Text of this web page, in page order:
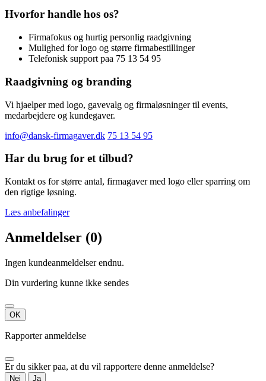
Hvorfor handle hos os?
Firmafokus og hurtig personlig raadgivning
Mulighed for logo og større firmabestillinger
Telefonisk support paa 75 13 54 95
Raadgivning og branding
Vi hjaelper med logo, gavevalg og firmaløsninger til events,
medarbejdere og kundegaver.
info@dansk-firmagaver.dk 75 13 54 95
Har du brug for et tilbud?
Kontakt os for større antal, firmagaver med logo eller sparring om
den rigtige løsning.
Læs anbefalinger
Anmeldelser (0)
Ingen kundeanmeldelser endnu.
Din vurdering kunne ikke sendes
OK
Rapporter anmeldelse
Er du sikker paa, at du vil rapportere denne anmeldelse?
Nej Ja